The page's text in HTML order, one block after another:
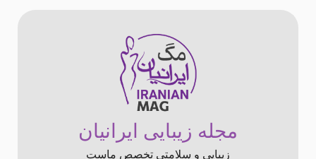
مجله زیبایی ایرانیان
زیبایی و سلامتی تخصص ماست